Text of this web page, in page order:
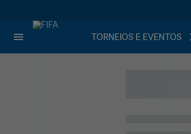
TORNEIOS E EVENTOS